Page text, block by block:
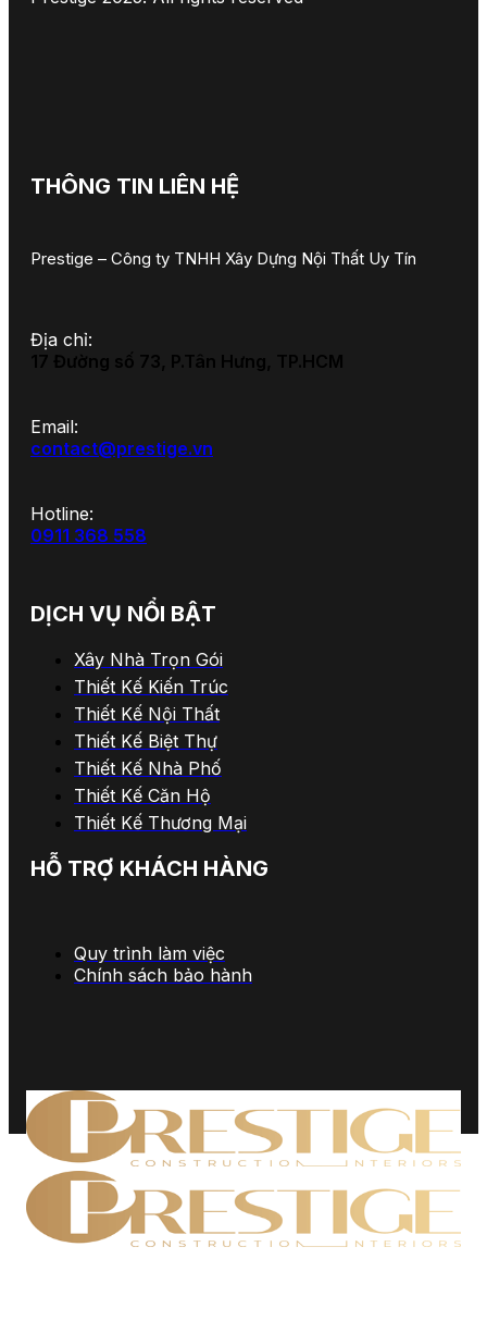
THÔNG TIN LIÊN HỆ
Prestige – Công ty TNHH Xây Dựng Nội Thất Uy Tín
Địa chỉ:
17 Đường số 73, P.Tân Hưng, TP.HCM
Email:
contact@prestige.vn
Hotline:
0911 368 558
DỊCH VỤ NỔI BẬT
Xây Nhà Trọn Gói
Thiết Kế Kiến Trúc
Thiết Kế Nội Thất
Thiết Kế Biệt Thự
Thiết Kế Nhà Phố
Thiết Kế Căn Hộ
Thiết Kế Thương Mại
HỖ TRỢ KHÁCH HÀNG
Quy trình làm việc
Chính sách bảo hành